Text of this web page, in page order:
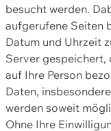
besucht werden.
aufgerufene Seiten
Datum und Uhrzeit
Server gespeichert,
auf Ihre Person
Daten,
werden soweit
Ohne Ihre